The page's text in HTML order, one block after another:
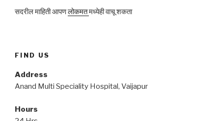
सदरील माहिती आपणलोकमतमध्येही वाचू शकता
FIND US
Address
Anand Multi Speciality Hospital, Vaijapur
Hours